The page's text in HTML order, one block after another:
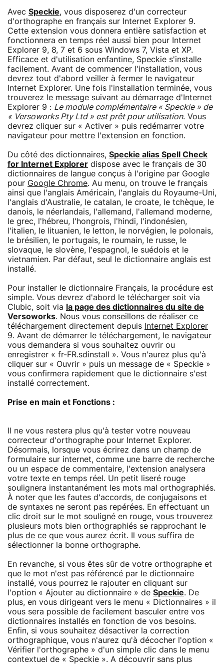
Avec Speckie, vous disposerez d'un correcteur
d'orthographe en français sur Internet Explorer 9.
Cette extension vous donnera entière satisfaction et
fonctionnera en temps réel aussi bien pour Internet
Explorer 9, 8, 7 et 6 sous Windows 7, Vista et XP.
Efficace et d'utilisation enfantine, Speckie s'installe
facilement. Avant de commencer l'installation, vous
devrez tout d'abord veiller à fermer le navigateur
Internet Explorer. Une fois l'installation terminée, vous
trouverez le message suivant au démarrage d'Internet
Explorer 9 : Le module complémentaire « Speckie » de
« Versoworks Pty Ltd » est prêt pour utilisation. Vous
devrez cliquer sur « Activer » puis redémarrer votre
navigateur pour mettre l'extension en fonction.
Du côté des dictionnaires, Speckie alias Spell Check
for Internet Explorer dispose avec le français de 30
dictionnaires de langue conçus à l'origine par Google
pour Google Chrome. Au menu, on trouve le français
ainsi que l'anglais Américain, l'anglais du Royaume-Uni,
l'anglais d'Australie, le catalan, le croate, le tchèque, le
danois, le néerlandais, l'allemand, l'allemand moderne,
le grec, l'hébreu, l'hongrois, l'hindi, l'indonésien,
l'italien, le lituanien, le letton, le norvégien, le polonais,
le brésilien, le portugais, le roumain, le russe, le
slovaque, le slovène, l'espagnol, le suédois et le
vietnamien. Par défaut, seul le dictionnaire anglais est
installé.
Pour installer le dictionnaire Français, la procédure est
simple. Vous devrez d'abord le télécharger soit via
Clubic, soit via
la page des dictionnaires du site de
Versoworks. Nous vous conseillons de réaliser ce
téléchargement directement depuis
Internet Explorer
9. Avant de démarrer le téléchargement, le navigateur
vous demandera si vous souhaitez ouvrir ou
enregistrer « fr-FR.sdinstall ». Vous n'aurez plus qu'à
cliquer sur « Ouvrir » puis un message de « Speckie »
vous confirmera rapidement que le dictionnaire s'est
installé correctement.
Prise en main et Fonctions :
Il ne vous restera plus qu'à tester votre nouveau
correcteur d'orthographe pour Internet Explorer.
Désormais, lorsque vous écrirez dans un champ de
formulaire sur internet, comme une barre de recherche
ou un espace de commentaire, l'extension analysera
votre texte en temps réel. Un petit liseré rouge
soulignera instantanément les mots mal orthographiés.
À noter que les fautes d'accords, de conjugaisons et
de syntaxes ne seront pas repérées. En effectuant un
clic droit sur le mot souligné en rouge, vous trouverez
plusieurs mots bien orthographiés se rapprochant le
plus de ce que vous aurez écrit. Il vous suffira de
sélectionner la bonne orthographe.
En revanche, si vous êtes sûr de votre orthographe et
que le mot n'est pas référencé par le dictionnaire
installé, vous pourrez le rajouter en cliquant sur
l'option « Ajouter au dictionnaire » de Speckie. De
plus, en vous dirigeant vers le menu « Dictionnaires » il
vous sera possible de facilement basculer entre vos
dictionnaires installés en fonction de vos besoins.
Enfin, si vous souhaitez désactiver la correction
orthographique, vous n'aurez qu'à décocher l'option «
Vérifier l'orthographe » d'un simple clic dans le menu
contextuel de « Speckie ». A découvrir sans plus